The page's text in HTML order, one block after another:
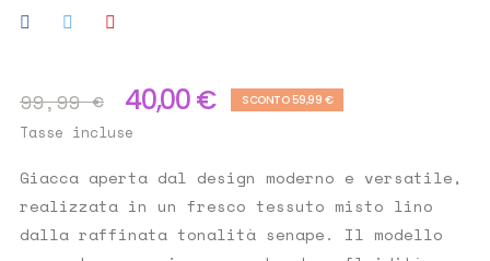
99,99 € 40,00 € SCONTO 59,99 €
Tasse incluse
Giacca aperta dal design moderno e versatile,
realizzata in un fresco tessuto misto lino
dalla raffinata tonalità senape. Il modello